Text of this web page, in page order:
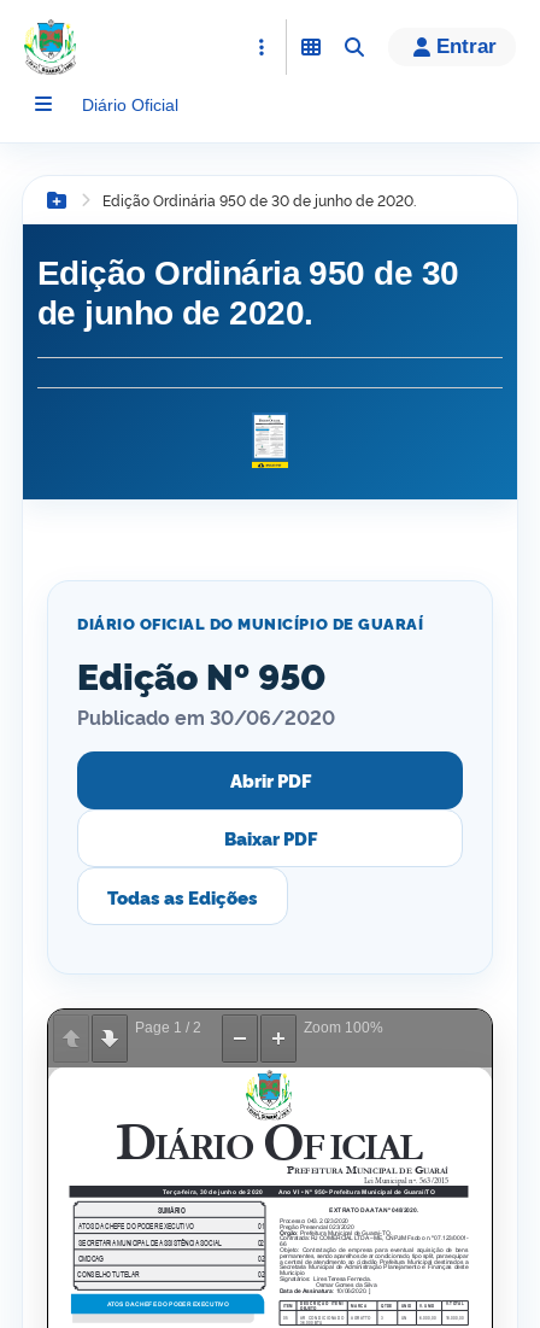
conteúdo
Entrar
Diário Oficial
Botão Menu
Edição Ordinária 950 de 30 de junho de 2020.
Edição Ordinária 950 de 30
de junho de 2020.
DIÁRIO OFICIAL DO MUNICÍPIO DE GUARAÍ
Edição Nº 950
Publicado em 30/06/2020
Abrir PDF
Baixar PDF
Todas as Edições
Page 1 / 2 Zoom 100%